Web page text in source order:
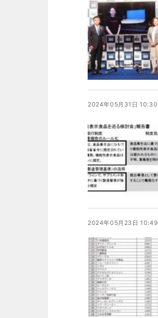
2024年05月31日 10:30
2024年05月23日 10:49